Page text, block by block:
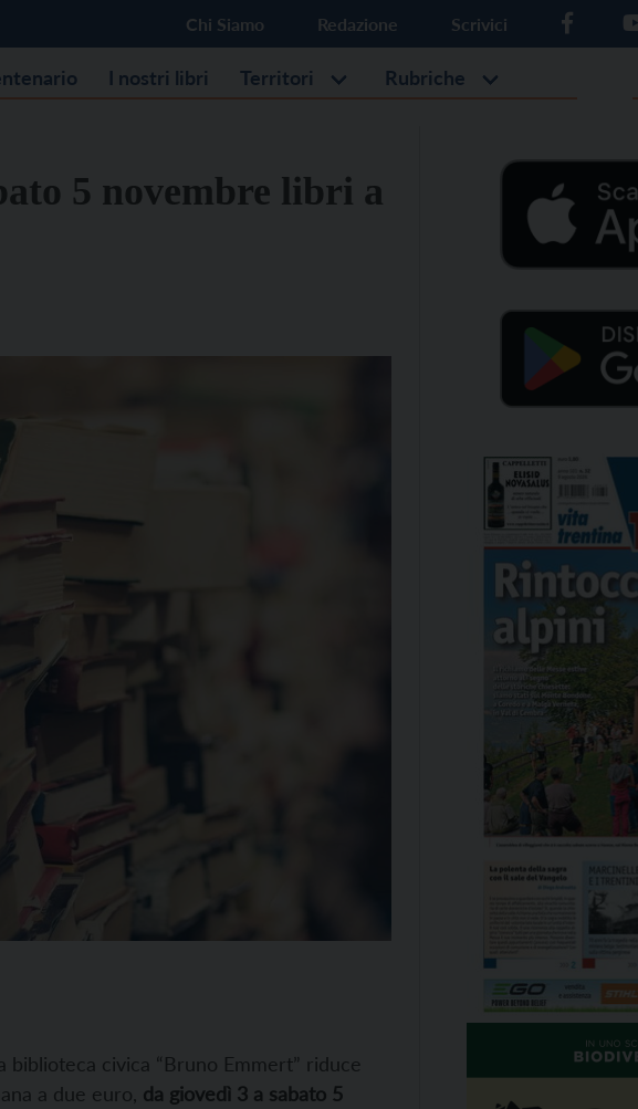
Chi Siamo Redazione Scrivici
I nostri libri Territori Rubriche
5 novembre libri a
biblioteca civica “Bruno Emmert” riduce
a due euro, da giovedì 3 a sabato 5